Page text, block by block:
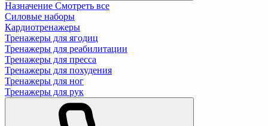
Назначение Смотреть все
Силовые наборы
Кардиотренажеры
Тренажеры для ягодиц
Тренажеры для реабилитации
Тренажеры для пресса
Тренажеры для похудения
Тренажеры для ног
Тренажеры для рук